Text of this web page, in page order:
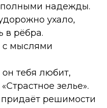
полными надежды.
ухало,
в рёбра.
с мыслями
тебя любит,
зелье».
решимости